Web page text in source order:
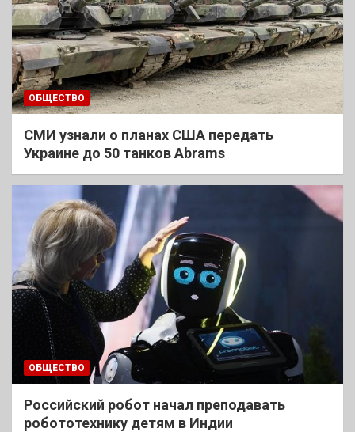
ОБЩЕСТВО
СМИ узнали о планах США передать
Украине до 50 танков Abrams
ОБЩЕСТВО
Российский робот начал преподавать
робототехнику детям в Индии